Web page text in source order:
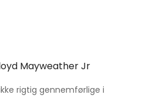
Mayweather Jr
rigtig gennemførlige i